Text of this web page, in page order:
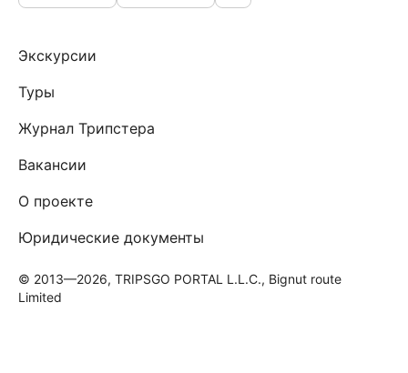
Экскурсии
Туры
Журнал Трипстера
Вакансии
О проекте
Юридические документы
© 2013—2026, TRIPSGO PORTAL L.L.C., Bignut route
Limited